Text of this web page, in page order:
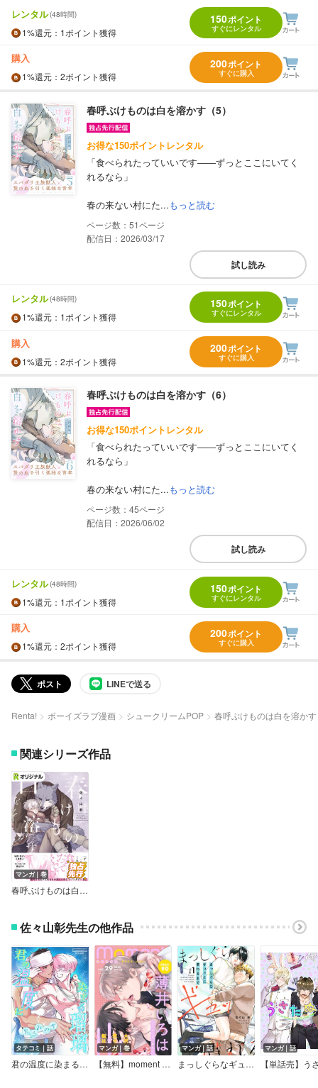
レンタル(48時間)
1%還元 ：1ポイント獲得
150ポイント
すぐにレンタル
購入
1%還元 ：2ポイント獲得
200ポイント
すぐに購入
春呼ぶけものは白を溶かす（5）
お得な150ポイントレンタル
「食べられたっていいです――ずっとここにいてく
れるなら」
春の来ない村にた...もっと読む
51
配信日：2026/03/17
試し読み
レンタル(48時間)
1%還元 ：1ポイント獲得
150ポイント
すぐにレンタル
購入
1%還元 ：2ポイント獲得
200ポイント
すぐに購入
春呼ぶけものは白を溶かす（6）
お得な150ポイントレンタル
「食べられたっていいです――ずっとここにいてく
れるなら」
春の来ない村にた...もっと読む
45
配信日：2026/06/02
試し読み
レンタル(48時間)
1%還元 ：1ポイント獲得
150ポイント
すぐにレンタル
購入
1%還元 ：2ポイント獲得
200ポイント
すぐに購入
ポスト LINEで送る
Renta! ボーイズラブ漫画 シュークリームPOP 春呼ぶけものは白を溶かす
関連シリーズ作品
マンガ｜巻
春呼ぶけものは白を溶かす【単行本版】
佐々山彰先生の他作品
タテコミ｜話
君の温度に染まる瑠璃～光る夜の雫～【短編】【フルカラー】
マンガ｜巻
【無料】moment vol.29／2025 spring
マンガ｜話
まっしぐらなギュッとに慣れるまで
マンガ｜話